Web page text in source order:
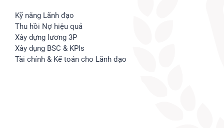
Kỹ năng Lãnh đạo
Thu hồi Nợ hiệu quả
Xây dựng lương 3P
Xây dụng BSC & KPIs
Tài chính & Kế toán cho Lãnh đạo